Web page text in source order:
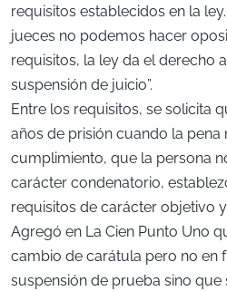
requisitos establecidos en la
jueces no podemos hacer
requisitos, la ley da el derecho
suspensión de juicio”.
Entre los requisitos, se solicita
años de prisión cuando la pena
cumplimiento, que la persona
carácter condenatorio,
requisitos de carácter objetivo
Agregó en La Cien Punto Uno
cambio de carátula pero no en
suspensión de prueba sino que